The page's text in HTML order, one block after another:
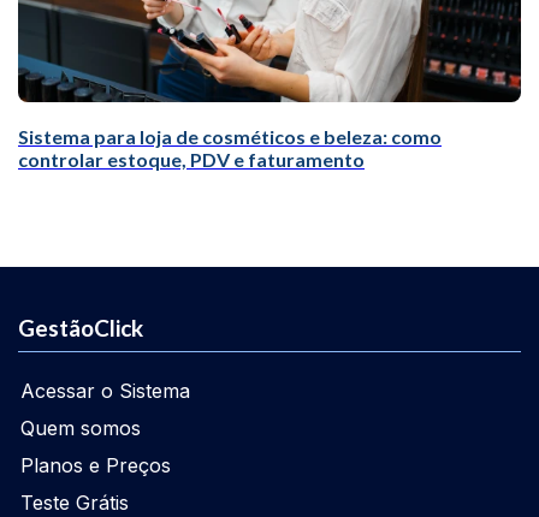
Sistema para loja de cosméticos e beleza: como
controlar estoque, PDV e faturamento
GestãoClick
Acessar o Sistema
Quem somos
Planos e Preços
Teste Grátis